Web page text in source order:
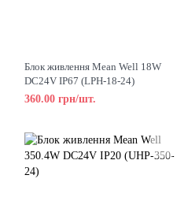
Блок живлення Mean Well 18W
DC24V IP67 (LPH-18-24)
360.00 грн/шт.